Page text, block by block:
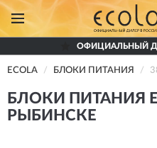
ОФИЦИАЛЬНЫЙ
ECOLA БЛОКИ ПИТАНИЯ
БЛОКИ ПИТАНИЯ
РЫБИНСКЕ